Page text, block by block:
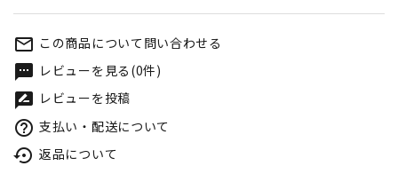
mail_outline この商品について問い合わせる
textsms レビューを見る(0件)
rate_review レビューを投稿
help_outline 支払い・配送について
settings_backup_restore 返品について